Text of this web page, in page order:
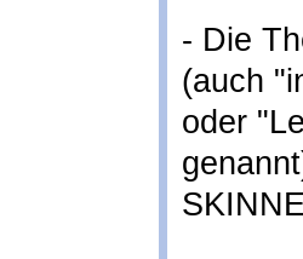
- Die
(auch
oder